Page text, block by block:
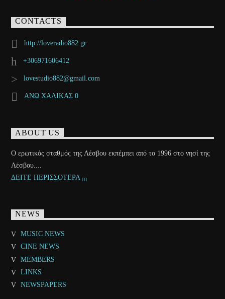
CONTACTS
http://loveradio882.gr
+306971606412
lovestudio882@gmail.com
ΑΝΩ ΧΑΛΙΚΑΣ 0
ABOUT US
Ο ερωτικός σταθμός της Λέσβου εκπέμπει από το 1996 στο νησί της
Λέσβου....
ΔΕΙΤΕ ΠΕΡΙΣΣΟΤΕΡΑ
NEWS
MUSIC NEWS
CINE NEWS
MEMBERS
LINKS
NEWSPAPERS